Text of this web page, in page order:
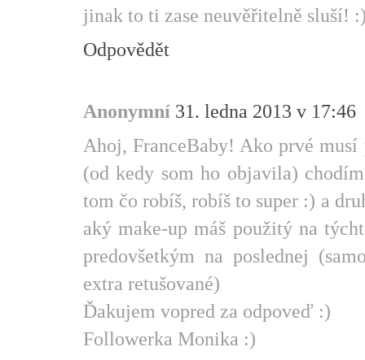
jinak to ti zase neuvěřitelně sluší!
Odpovědět
Anonymní 31. ledna 2013 v 17:46
Ahoj, FranceBaby! Ako prvé
(od kedy som ho objavila)
tom čo robíš, robíš to super :) a
aký make-up máš použitý na
predovšetkým na poslednej
extra retušované)
Ďakujem vopred za odpoveď :)
Followerka Monika :)